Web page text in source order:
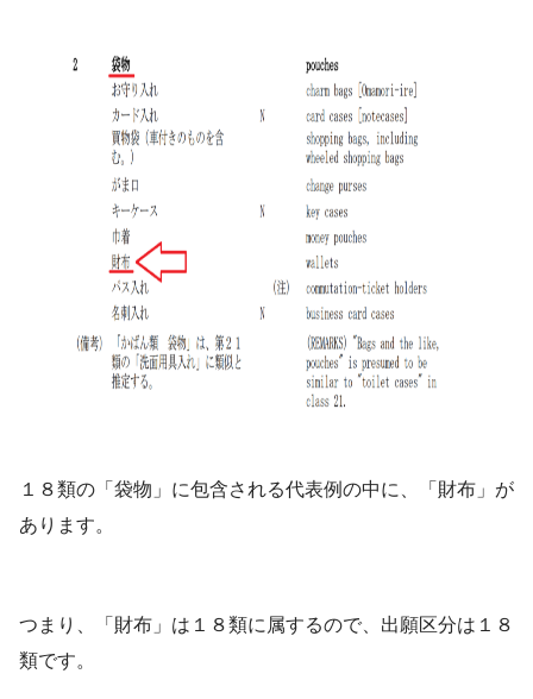
１８類の「袋物」に包含される代表例の中に、「財布」が
あります。
つまり、「財布」は１８類に属するので、出願区分は１８
類です。